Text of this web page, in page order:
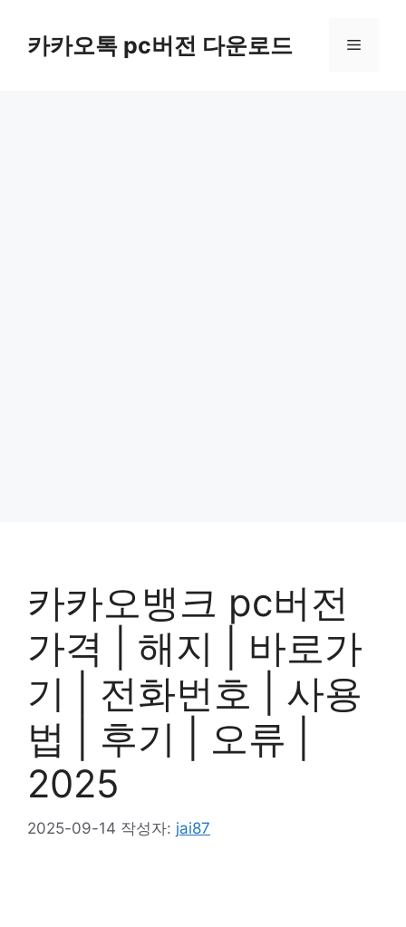
카카오톡 pc버전 다운로드 메
카카오뱅크 pc버전
가격 | 해지 | 바로가
기 | 전화번호 | 사용
법 | 후기 | 오류 |
2025
2025-09-14 작성자: jai87